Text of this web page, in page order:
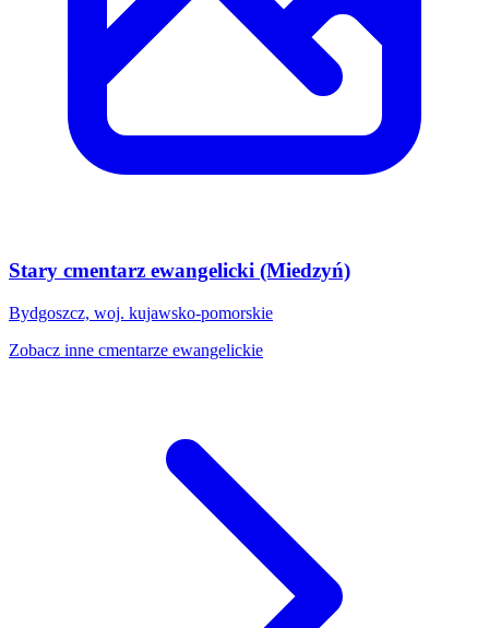
Stary cmentarz ewangelicki (Miedzyń)
Bydgoszcz, woj. kujawsko-pomorskie
Zobacz inne cmentarze ewangelickie